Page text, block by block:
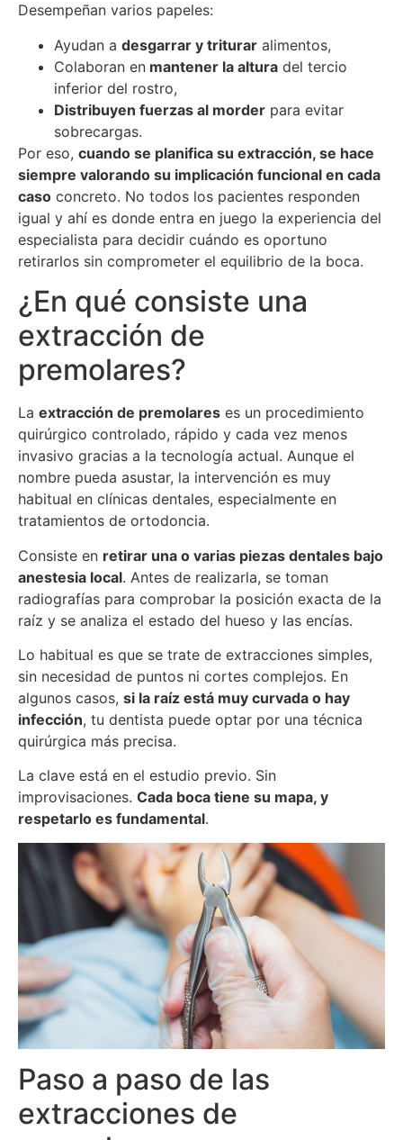
Desempeñan varios papeles:
Ayudan a desgarrar y triturar alimentos,
Colaboran en mantener la altura del tercio
inferior del rostro,
Distribuyen fuerzas al morder para evitar
sobrecargas.
Por eso, cuando se planifica su extracción, se hace
siempre valorando su implicación funcional en cada
caso concreto. No todos los pacientes responden
igual y ahí es donde entra en juego la experiencia del
especialista para decidir cuándo es oportuno
retirarlos sin comprometer el equilibrio de la boca.
¿En qué consiste una
extracción de
premolares?
La extracción de premolares es un procedimiento
quirúrgico controlado, rápido y cada vez menos
invasivo gracias a la tecnología actual. Aunque el
nombre pueda asustar, la intervención es muy
habitual en clínicas dentales, especialmente en
tratamientos de ortodoncia.
Consiste en retirar una o varias piezas dentales bajo
anestesia local. Antes de realizarla, se toman
radiografías para comprobar la posición exacta de la
raíz y se analiza el estado del hueso y las encías.
Lo habitual es que se trate de extracciones simples,
sin necesidad de puntos ni cortes complejos. En
algunos casos, si la raíz está muy curvada o hay
infección, tu dentista puede optar por una técnica
quirúrgica más precisa.
La clave está en el estudio previo. Sin
improvisaciones. Cada boca tiene su mapa, y
respetarlo es fundamental.
Paso a paso de las
extracciones de